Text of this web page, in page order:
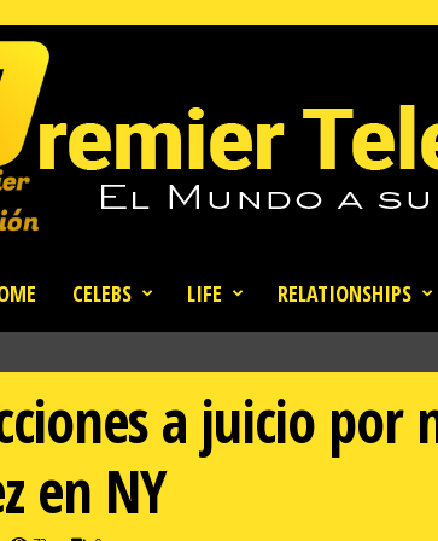
CELEBS LIFE RELATIONSHIPS
a juicio
en NY